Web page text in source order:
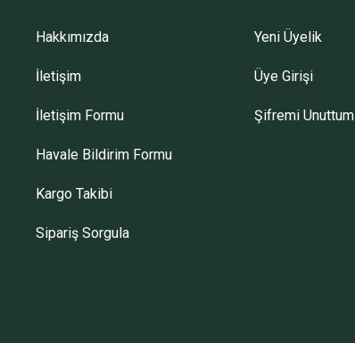
Hakkımızda
İletişim
İletişim Formu
Havale Bildirim Formu
Kargo Takibi
Sipariş Sorgula
Yeni Üyelik
Üye Girişi
Şifremi Unuttum